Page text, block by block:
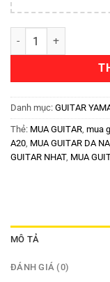
Danh mục: GUITAR
Thẻ: MUA GUITAR mua
A20 MUA GUITAR DA
GUITAR NHAT, MUA
MÔ TẢ
ĐÁNH GIÁ (0)